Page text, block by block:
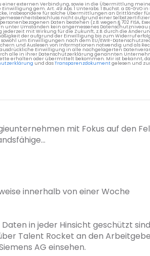
externen Verbindung, sowie in die Übermittlung
gem. Art. 49 Abs. 1 Unterabs. 1 Buchst. a DS-
insbesondere für solche Übermittlungen an Drittländer für
nicht aufgrund einer
Daten bestehen (z.B. wegen § 702 FISA,
unter Umständen kein angemessenes
mit Wirkung für die Zukunft, z.B. durch die
der aufgrund der Einwilligung bis zum Widerruf
um Einwilligungen nach dem EU/EWR-
und Auslesen von Informationen notwendig und als
Einwilligung in alle nachgelagerten
alle in ihrer Datenschutzerklärung genannten
erhalten oder übermittelt bekommen. Mir ist bekannt,
und dasTransparenzdokumentgelesen und
mit Fokus auf den
innerhalb von einer Woche
in jeder Hinsicht geschützt
Talent Rocket an den
AG einsehen.